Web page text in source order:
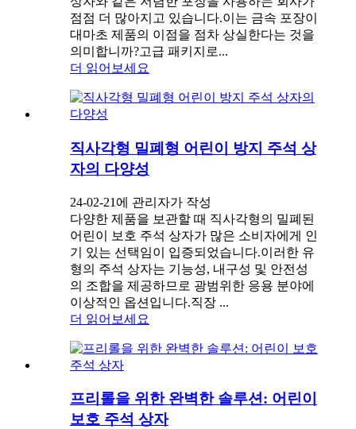
점점 더 많아지고 있습니다.이는 금속 포장이
대마초 제품의 이점을 점차 상실한다는 것을
의미합니까?고급 패키지로...
더 읽어보세요
직사각형 밀폐형 어린이 방지 주석 상
자의 다양성
24-02-21에 관리자가 작성
다양한 제품을 보관할 때 직사각형의 밀폐된
어린이 보호 주석 상자가 많은 소비자에게 인
기 있는 선택임이 입증되었습니다.이러한 유
형의 주석 상자는 기능성, 내구성 및 안전성
의 조합을 제공하므로 광범위한 응용 분야에
이상적인 옵션입니다.직장 ...
더 읽어보세요
프리롤을 위한 완벽한 솔루션: 어린이
보호 주석 상자